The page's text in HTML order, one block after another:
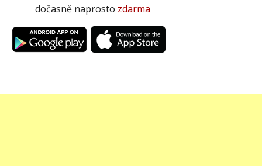
dočasně naprosto zdarma